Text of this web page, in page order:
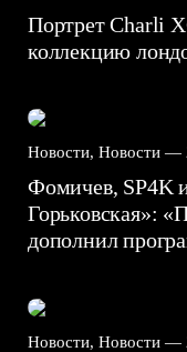
Портрет Charli
коллекцию
Новости, Новости —
Фомичев, SP4K
Горьковская»:
дополнил
Новости, Новости —